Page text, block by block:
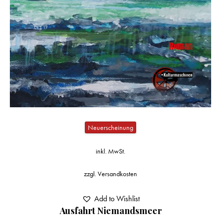
Ausfahrt Niemandsmeer
Neuerscheinung
inkl. MwSt.
zzgl.Versandkosten
Add to Wishlist